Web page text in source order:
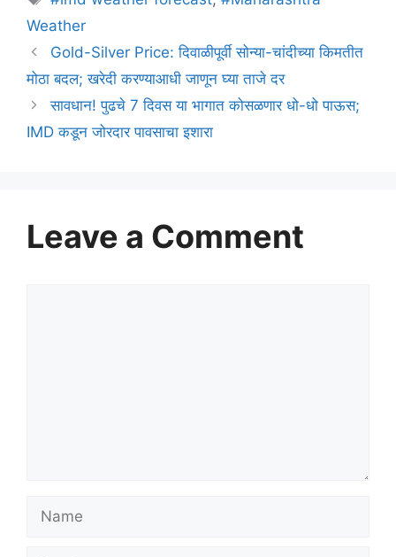
Weather
Gold-Silver Price: दिवाळीपूर्वी सोन्या-चांदीच्या किमतीत
मोठा बदल; खरेदी करण्याआधी जाणून घ्या ताजे दर
सावधान! पुढचे 7 दिवस या भागात कोसळणार धो-धो पाऊस;
IMD कडून जोरदार पावसाचा इशारा
Leave a Comment